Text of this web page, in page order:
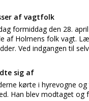
af vagtfolk
formiddag den 28.
af Holmens folk vagt.
Ved indgangen til
sig af
kørte i hyrevogne
Han blev modtaget og